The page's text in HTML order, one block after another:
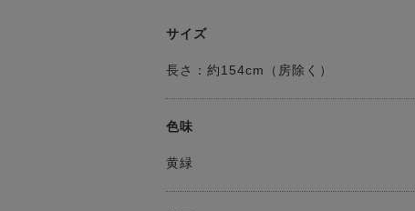
サイズ
長さ：約154cm（房除く）
色味
黄緑